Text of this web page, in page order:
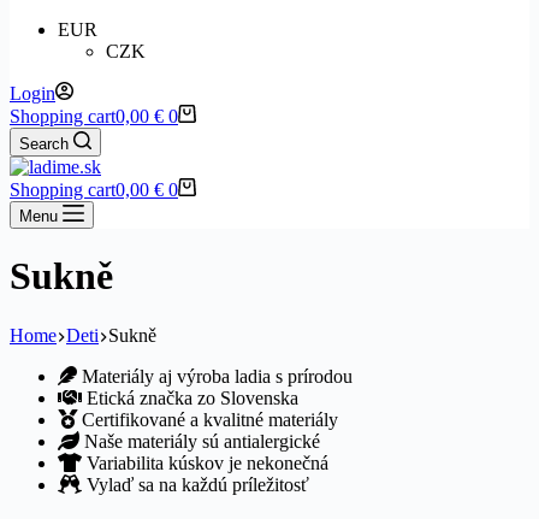
EUR
CZK
Login
Shopping cart0,00 € 0
Search
Shopping cart0,00 € 0
Menu
Sukně
Home Deti Sukně
Materiály aj výroba ladia s prírodou
Etická značka zo Slovenska
Certifikované a kvalitné materiály​
Naše materiály sú antialergické​
Variabilita kúskov je nekonečná
Vylaď sa na každú príležitosť